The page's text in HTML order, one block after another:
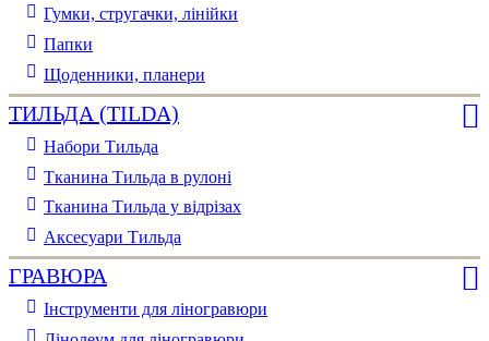
Гумки, стругачки, лінійки
Папки
Щоденники, планери
ТИЛЬДА (TILDA)
Набори Тильда
Тканина Тильда в рулоні
Тканина Тильда у відрізах
Аксесуари Тильда
ГРАВЮРА
Інструменти для ліногравюри